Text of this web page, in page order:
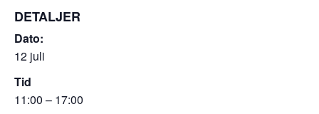
DETALJER
Dato:
12 juli
Tid
11:00 – 17:00